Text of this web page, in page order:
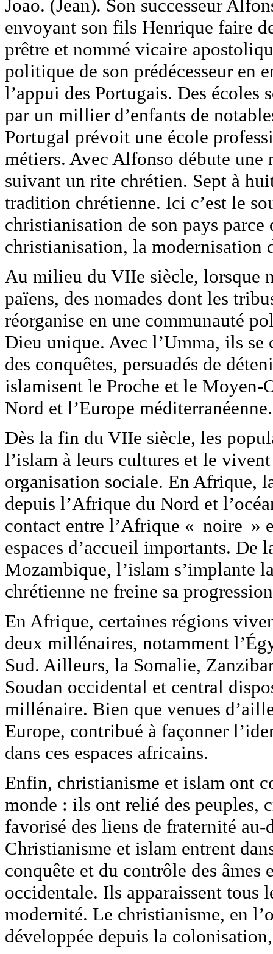
Joao. (Jean). Son successeur
envoyant son fils Henrique faire
prêtre et nommé vicaire
politique de son prédécesseur en
l’appui des Portugais. Des écoles
par un millier d’enfants de
Portugal prévoit une école
métiers. Avec Alfonso débute
suivant un rite chrétien. Sept à
tradition chrétienne. Ici c’est le
christianisation de son pays
christianisation, la modernisation
Au milieu du VIIe siècle, lorsque
païens, des nomades dont les
réorganise en une communauté
Dieu unique. Avec l’Umma, ils se
des conquêtes, persuadés de
islamisent le Proche et le Moyen-
Nord et l’Europe méditerranéenne.
Dès la fin du VIIe siècle, les
l’islam à leurs cultures et le
organisation sociale. En Afrique,
depuis l’Afrique du Nord et
contact entre l’Afrique « noire »
espaces d’accueil importants.
Mozambique, l’islam s’implante
chrétienne ne freine sa
En Afrique, certaines régions
deux millénaires, notamment
Sud. Ailleurs, la Somalie,
Soudan occidental et central
millénaire. Bien que venues
Europe, contribué à façonner
dans ces espaces africains.
Enfin, christianisme et islam ont
monde : ils ont relié des peuples,
favorisé des liens de fraternité
Christianisme et islam entrent
conquête et du contrôle des
occidentale. Ils apparaissent tous
modernité. Le christianisme, en
développée depuis la